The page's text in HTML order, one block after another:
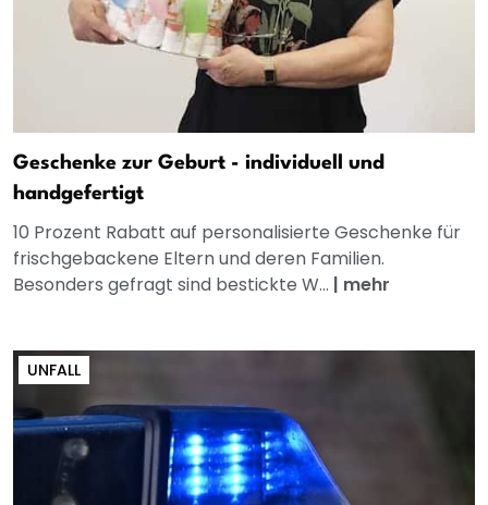
Geschenke zur Geburt - individuell und
handgefertigt
10 Prozent Rabatt auf personalisierte Geschenke für
frischgebackene Eltern und deren Familien.
Besonders gefragt sind bestickte W... | mehr
UNFALL